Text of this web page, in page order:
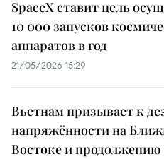
SpaceX ставит цель
10 000 запусков
аппаратов в год
21/05/2026 15:29
Вьетнам призывает к
напряжённости на
Востоке и продолжению